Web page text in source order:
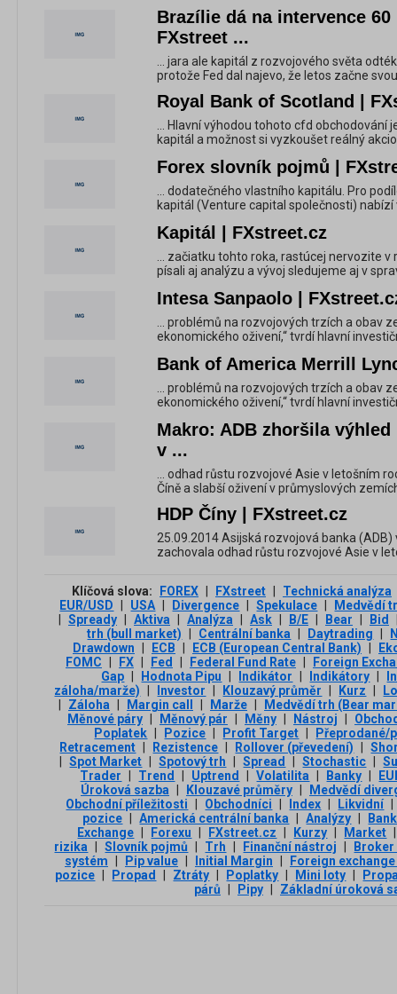
Brazílie dá na intervence
FXstreet ...
... jara ale kapitál z rozvojového světa
protože Fed dal najevo, že letos začne
Royal Bank of Scotland |
... Hlavní výhodou tohoto cfd obchodování
kapitál a možnost si vyzkoušet reálný
Forex slovník pojmů |
... dodatečného vlastního kapitálu. Pro
kapitál (Venture capital společnosti) nabízí
Kapitál | FXstreet.cz
... začiatku tohto roka, rastúcej nervozite v
písali aj analýzu a vývoj sledujeme aj v
Intesa Sanpaolo |
... problémů na rozvojových trzích a obav
ekonomického oživení,“ tvrdí hlavní
Bank of America Merrill
... problémů na rozvojových trzích a obav
ekonomického oživení,“ tvrdí hlavní
Makro: ADB zhoršila
v ...
... odhad růstu rozvojové Asie v letošním
Číně a slabší oživení v průmyslových
HDP Číny | FXstreet.cz
25.09.2014 Asijská rozvojová banka
zachovala odhad růstu rozvojové Asie v
Klíčová slova: FOREX FXstreet
Technická analýza
EUR/USD
USA Divergence Spekulace
Medvědí
Spready Aktiva Analýza Ask B/E Bear Bid
trh (bull market)
Centrální banka Daytrading
Drawdown
ECB ECB (European Central Bank)
FOMC
FX Fed Federal Fund Rate
Foreign
Gap
Hodnota Pipu Indikátor Indikátory
záloha/marže)
Investor Klouzavý průměr Kurz
Záloha Margin call Marže
Medvědí trh (Bear
Měnové páry
Měnový pár Měny Nástroj
Poplatek
Pozice Profit Target
Přeprodané/
Retracement
Rezistence Rollover (převedení)
Spot Market Spotový trh Spread Stochastic
Trader
Trend Uptrend Volatilita Banky
Úroková sazba
Klouzavé průměry
Medvědí
Obchodní příležitosti
Obchodníci Index Likvidní
pozice
Americká centrální banka Analýzy
Exchange
Forexu FXstreet.cz Kurzy Market
rizika
Slovník pojmů Trh Finanční nástroj
systém
Pip value Initial Margin
Foreign
pozice
Propad Ztráty Poplatky Mini loty
párů
Pipy Základní úroková